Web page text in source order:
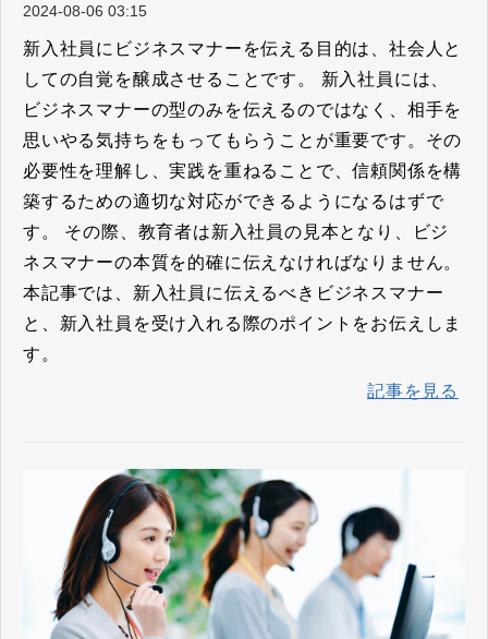
2024-08-06 03:15
新入社員にビジネスマナーを伝える目的は、社会人と
しての自覚を醸成させることです。 新入社員には、
ビジネスマナーの型のみを伝えるのではなく、相手を
思いやる気持ちをもってもらうことが重要です。その
必要性を理解し、実践を重ねることで、信頼関係を構
築するための適切な対応ができるようになるはずで
す。 その際、教育者は新入社員の見本となり、ビジ
ネスマナーの本質を的確に伝えなければなりません。
本記事では、新入社員に伝えるべきビジネスマナー
と、新入社員を受け入れる際のポイントをお伝えしま
す。
記事を見る